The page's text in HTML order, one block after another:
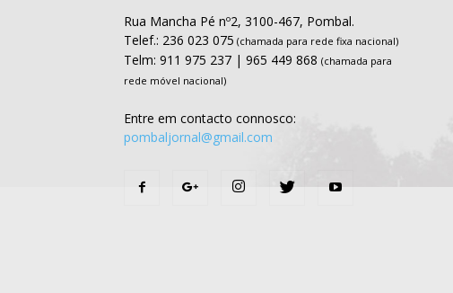
Rua Mancha Pé nº2, 3100-467, Pombal.
Telef.: 236 023 075 (chamada para rede fixa nacional)
Telm: 911 975 237 | 965 449 868 (chamada para
rede móvel nacional)
Entre em contacto connosco:
pombaljornal@gmail.com